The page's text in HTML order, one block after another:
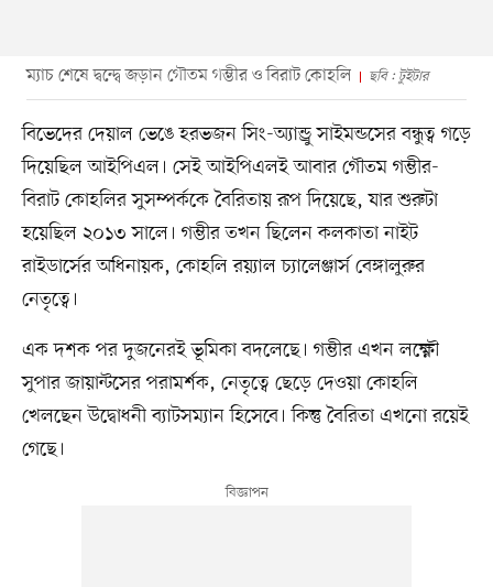
ম্যাচ শেষে দ্বন্দ্বে জড়ান গৌতম গম্ভীর ও বিরাট কোহলি ছবি : টুইটার
বিভেদের দেয়াল ভেঙে হরভজন সিং-অ্যান্ড্রু সাইমন্ডসের বন্ধুত্ব গড়ে
দিয়েছিল আইপিএল। সেই আইপিএলই আবার গৌতম গম্ভীর-
বিরাট কোহলির সুসম্পর্ককে বৈরিতায় রূপ দিয়েছে, যার শুরুটা
হয়েছিল ২০১৩ সালে। গম্ভীর তখন ছিলেন কলকাতা নাইট
রাইডার্সের অধিনায়ক, কোহলি রয়্যাল চ্যালেঞ্জার্স বেঙ্গালুরুর
নেতৃত্বে।
এক দশক পর দুজনেরই ভূমিকা বদলেছে। গম্ভীর এখন লক্ষ্ণৌ
সুপার জায়ান্টসের পরামর্শক, নেতৃত্বে ছেড়ে দেওয়া কোহলি
খেলছেন উদ্বোধনী ব্যাটসম্যান হিসেবে। কিন্তু বৈরিতা এখনো রয়েই
গেছে।